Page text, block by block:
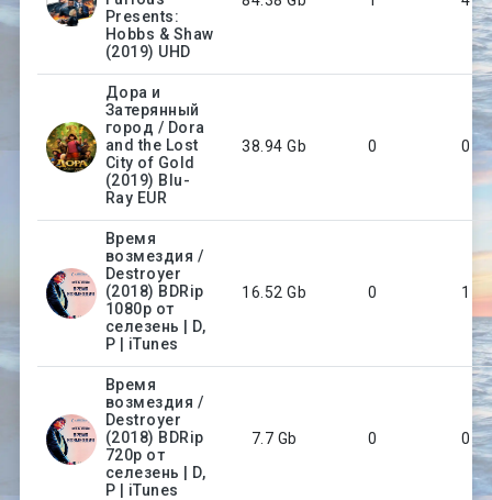
Presents:
Hobbs & Shaw
(2019) UHD
Дора и
Затерянный
город / Dora
and the Lost
City of Gold
(2019) Blu-
Ray EUR
38.94 Gb 0 0
Время
возмездия /
Destroyer
(2018) BDRip
1080p от
селезень | D,
P | iTunes
16.52 Gb 0 1
Время
возмездия /
Destroyer
(2018) BDRip
720p от
селезень | D,
P | iTunes
7.7 Gb 0 0